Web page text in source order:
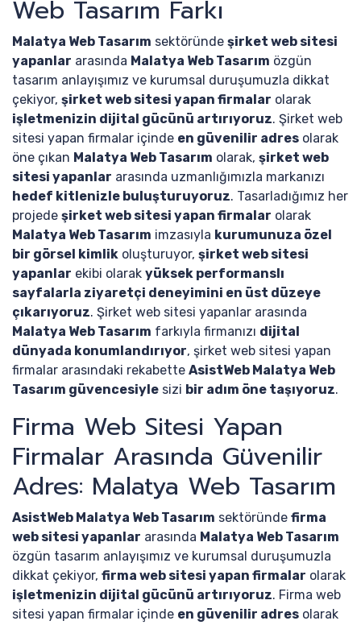
Web Tasarım Farkı
Malatya Web Tasarım sektöründe şirket web sitesi
yapanlar arasında Malatya Web Tasarım özgün
tasarım anlayışımız ve kurumsal duruşumuzla dikkat
çekiyor, şirket web sitesi yapan firmalar olarak
işletmenizin dijital gücünü artırıyoruz. Şirket web
sitesi yapan firmalar içinde en güvenilir adres olarak
öne çıkan Malatya Web Tasarım olarak, şirket web
sitesi yapanlar arasında uzmanlığımızla markanızı
hedef kitlenizle buluşturuyoruz. Tasarladığımız her
projede şirket web sitesi yapan firmalar olarak
Malatya Web Tasarım imzasıyla kurumunuza özel
bir görsel kimlik oluşturuyor, şirket web sitesi
yapanlar ekibi olarak yüksek performanslı
sayfalarla ziyaretçi deneyimini en üst düzeye
çıkarıyoruz. Şirket web sitesi yapanlar arasında
Malatya Web Tasarım farkıyla firmanızı dijital
dünyada konumlandırıyor, şirket web sitesi yapan
firmalar arasındaki rekabette AsistWeb Malatya Web
Tasarım güvencesiyle sizi bir adım öne taşıyoruz.
Firma Web Sitesi Yapan
Firmalar Arasında Güvenilir
Adres: Malatya Web Tasarım
AsistWeb Malatya Web Tasarım sektöründe firma
web sitesi yapanlar arasında Malatya Web Tasarım
özgün tasarım anlayışımız ve kurumsal duruşumuzla
dikkat çekiyor, firma web sitesi yapan firmalar olarak
işletmenizin dijital gücünü artırıyoruz. Firma web
sitesi yapan firmalar içinde en güvenilir adres olarak